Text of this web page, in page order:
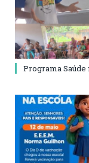
Programa Saúde